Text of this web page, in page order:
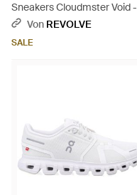
Sneakers Cloudmster Void -
Schwarz
Von REVOLVE
SALE